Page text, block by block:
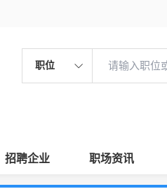
职位
招聘企业 职场资讯